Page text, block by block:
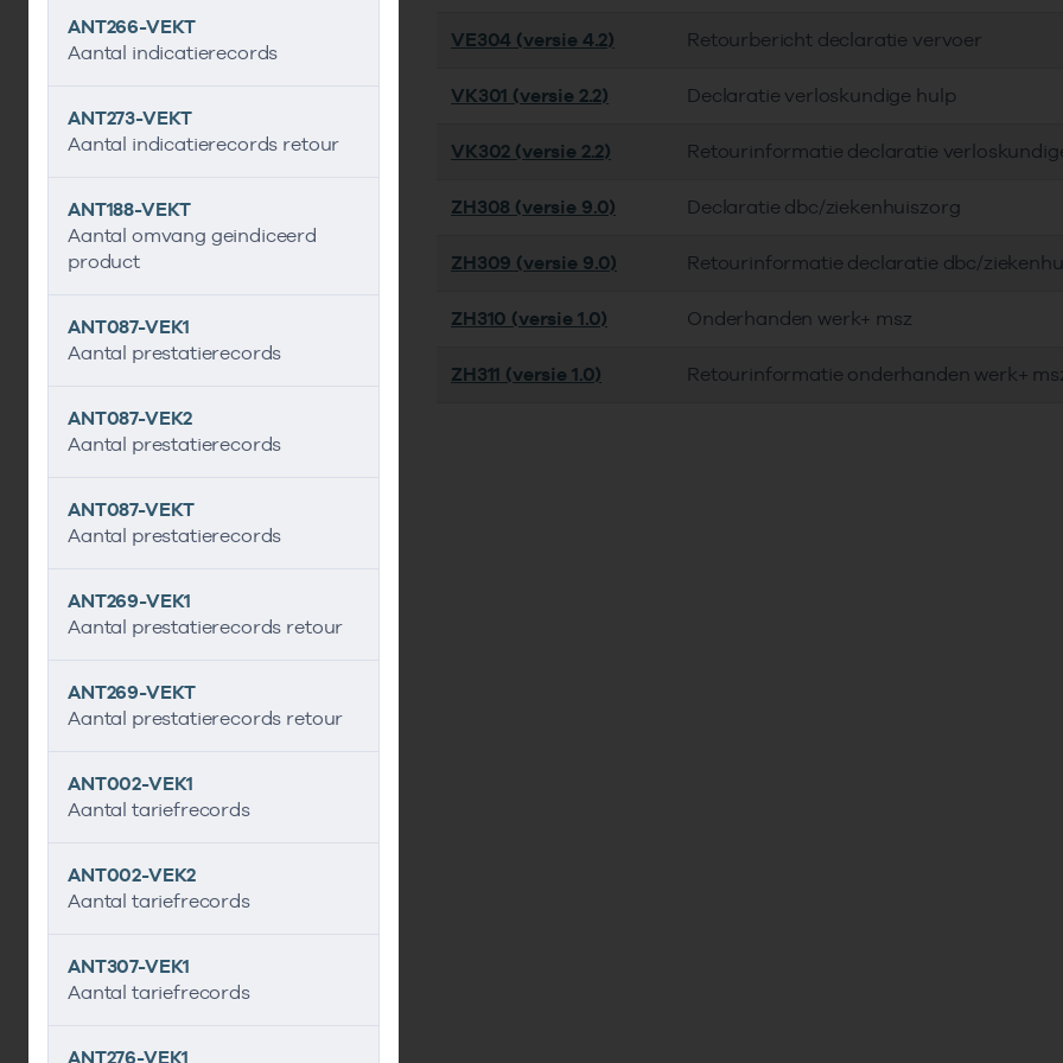
ANT266-VEKT
Aantal indicatierecords
ANT273-VEKT
Aantal indicatierecords retour
ANT188-VEKT
Aantal omvang geindiceerd
product
ANT087-VEK1
Aantal prestatierecords
ANT087-VEK2
Aantal prestatierecords
ANT087-VEKT
Aantal prestatierecords
ANT269-VEK1
Aantal prestatierecords retour
ANT269-VEKT
Aantal prestatierecords retour
ANT002-VEK1
Aantal tariefrecords
ANT002-VEK2
Aantal tariefrecords
ANT307-VEK1
Aantal tariefrecords
ANT276-VEK1
VE304 (versie 4.2) Retourbericht declaratie vervoer
VK301 (versie 2.2) Declaratie verloskundige hulp
VK302 (versie 2.2) Retourinformatie declaratie
ZH308 (versie 9.0) Declaratie dbc/ziekenhuiszorg
ZH309 (versie 9.0) Retourinformatie declaratie dbc/
ZH310 (versie 1.0) Onderhanden werk+ msz
ZH311 (versie 1.0) Retourinformatie onderhanden werk+